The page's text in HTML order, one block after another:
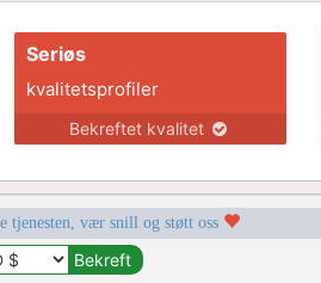
Seriøs
kvalitetsprofiler
Bekreftet kvalitet
tjenesten, vær snill og støtt oss